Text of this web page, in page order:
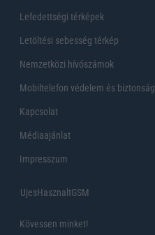
Lefedettségi térképek
Letöltési sebesség térkép
Nemzetközi hívószámok
Mobiltelefon védelem és biztonság
Kapcsolat
Médiaajánlat
Impresszum
UjesHasznaltGSM
Kövessen minket!